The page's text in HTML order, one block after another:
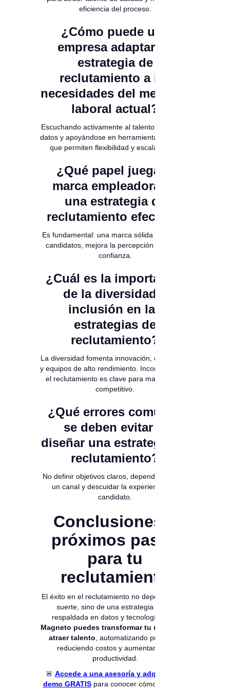
eficiencia del proceso.
¿Cómo puede una
empresa adaptar su
estrategia de
reclutamiento a las
necesidades del mercado
laboral actual?
Escuchando activamente al talento, utilizando
datos y apoyándose en herramientas digitales
que permiten flexibilidad y escalabilidad.
¿Qué papel juega la
marca empleadora en
una estrategia de
reclutamiento efectiva?
Es fundamental: una marca sólida atrae más
candidatos, mejora la percepción y genera
confianza.
¿Cuál es la importancia
de la diversidad e
inclusión en las
estrategias de
reclutamiento?
La diversidad fomenta innovación, creatividad
y equipos de alto rendimiento. Incorporarla en
el reclutamiento es clave para mantenerse
competitivo.
¿Qué errores comunes
se deben evitar al
diseñar una estrategia de
reclutamiento?
No definir objetivos claros, depender solo de
un canal y descuidar la experiencia del
candidato.
Conclusiones y
próximos pasos
para tu
reclutamiento
El éxito en el reclutamiento no depende de la
suerte, sino de una estrategia clara,
respaldada en datos y tecnología.
Magneto puedes transformar tu manera de
atraer talento , automatizando procesos,
reduciendo costos y aumentando tu
productividad.
🚨 Accede a una asesoría y adquiere un
demo GRATISpara conocer cómo Magneto